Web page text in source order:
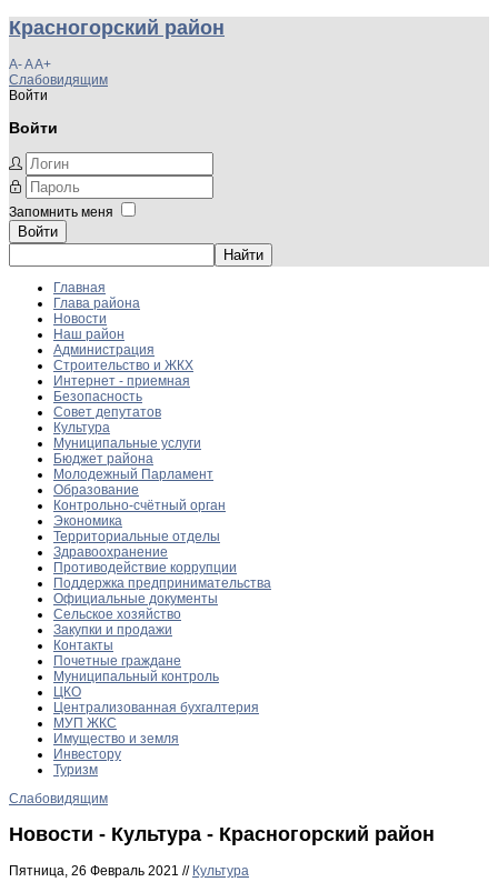
Красногорский район
A-AA+
Слабовидящим
Войти
Войти
Запомнить меня
Войти
Главная
Глава района
Новости
Наш район
Администрация
Строительство и ЖКХ
Интернет - приемная
Безопасность
Совет депутатов
Культура
Муниципальные услуги
Бюджет района
Молодежный Парламент
Образование
Контрольно-счётный орган
Экономика
Территориальные отделы
Здравоохранение
Противодействие коррупции
Поддержка предпринимательства
Официальные документы
Сельское хозяйство
Закупки и продажи
Контакты
Почетные граждане
Муниципальный контроль
ЦКО
Централизованная бухгалтерия
МУП ЖКС
Имущество и земля
Инвестору
Туризм
Слабовидящим
Новости - Культура - Красногорский район
Пятница, 26 Февраль 2021 // Культура